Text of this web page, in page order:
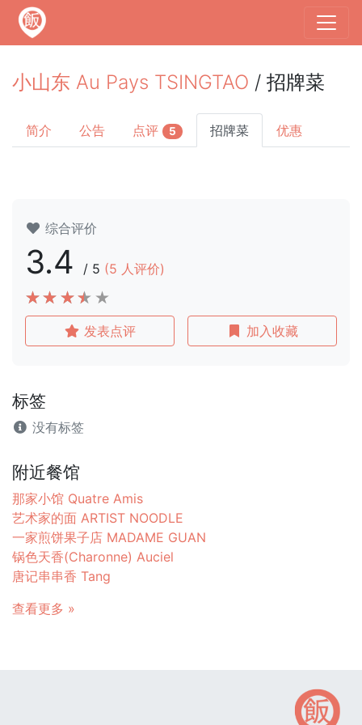
小山东 Au Pays TSINGTAO / 招牌菜
简介 公告 点评 5 招牌菜 优惠
综合评价
3.4 / 5 (5 人评价)
发表点评 加入收藏
标签
没有标签
附近餐馆
那家小馆 Quatre Amis
艺术家的面 ARTIST NOODLE
一家煎饼果子店 MADAME GUAN
锅色天香(Charonne) Auciel
唐记串串香 Tang
查看更多 »